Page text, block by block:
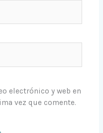
electrónico y web en
vez que comente.